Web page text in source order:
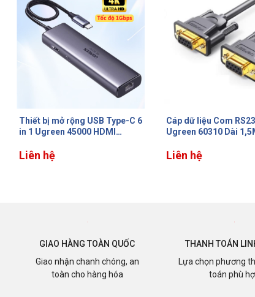
Cáp dữ liệu Com RS232 DB102
Ugreen 60310 Dài 1,5M, Đầu
chất
Liên hệ
Cáp dữ liệu Com
Ugreen 60309 Dài
Liên hệ
GIAO HÀNG TOÀN QUỐC
Giao nhận chanh chóng, an
toàn cho hàng hóa
THANH TOÁN
Lựa chọn phương
toán phù